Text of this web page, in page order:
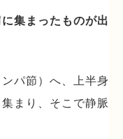
に集まったものが出
パ節）へ、上半身
まり、そこで静脈